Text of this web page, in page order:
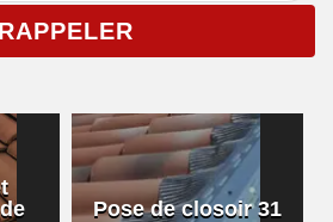
Pose de closoir 31